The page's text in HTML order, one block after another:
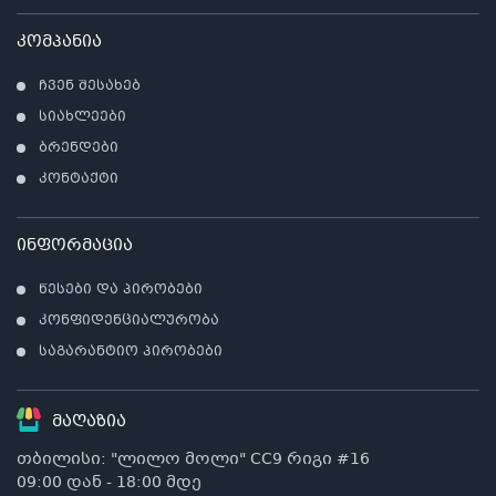
კომპანია
ჩვენ შესახებ
სიახლეები
ბრენდები
კონტაქტი
ინფორმაცია
წესები და პირობები
კონფიდენციალურობა
საგარანტიო პირობები
მაღაზია
თბილისი: "ლილო მოლი" CC9 რიგი #16
09:00 დან - 18:00 მდე